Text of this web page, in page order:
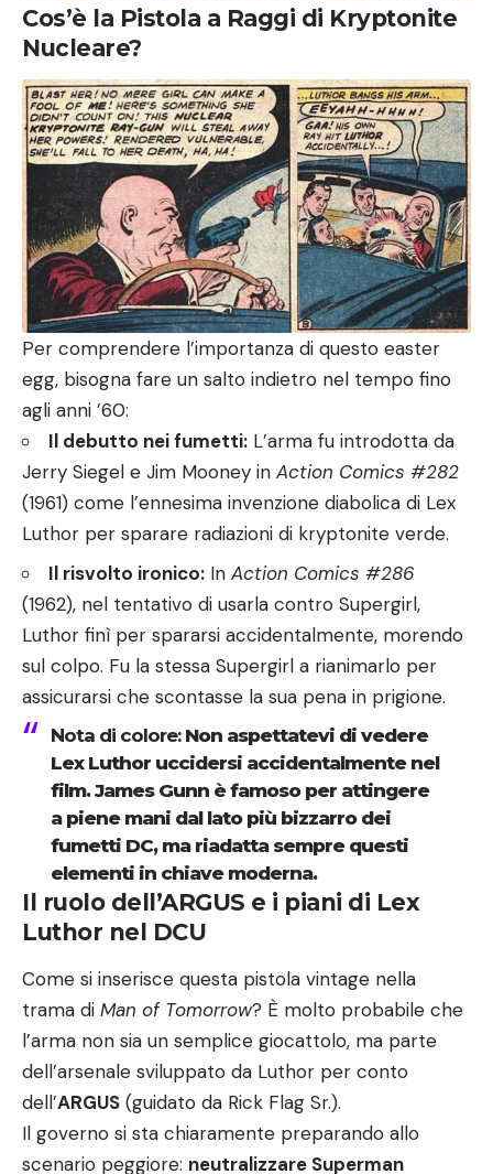
Cos’è la Pistola a Raggi di Kryptonite
Nucleare?
Per comprendere l’importanza di questo easter
egg, bisogna fare un salto indietro nel tempo fino
agli anni ’60:
Il debutto nei fumetti: L’arma fu introdotta da
Jerry Siegel e Jim Mooney in Action Comics #282
(1961) come l’ennesima invenzione diabolica di Lex
Luthor per sparare radiazioni di kryptonite verde.
Il risvolto ironico: In Action Comics #286
(1962), nel tentativo di usarla contro Supergirl,
Luthor finì per spararsi accidentalmente, morendo
sul colpo. Fu la stessa Supergirl a rianimarlo per
assicurarsi che scontasse la sua pena in prigione.
Nota di colore:Non aspettatevi di vedere
Lex Luthor uccidersi accidentalmente nel
film. James Gunn è famoso per attingere
a piene mani dal lato più bizzarro dei
fumetti DC, ma riadatta sempre questi
elementi in chiave moderna.
Il ruolo dell’ARGUS e i piani di Lex
Luthor nel DCU
Come si inserisce questa pistola vintage nella
trama di Man of Tomorrow? È molto probabile che
l’arma non sia un semplice giocattolo, ma parte
dell’arsenale sviluppato da Luthor per conto
dell’ARGUS (guidato da Rick Flag Sr.).
Il governo si sta chiaramente preparando allo
scenario peggiore: neutralizzare Superman